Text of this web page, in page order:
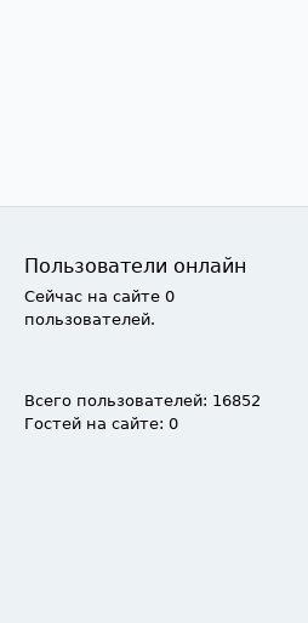
Пользователи онлайн
Сейчас на сайте 0
пользователей.
Всего пользователей: 16852
Гостей на сайте: 0